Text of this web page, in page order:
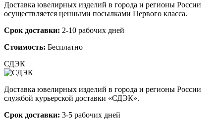
Доставка ювелирных изделий в города и регионы России
осуществляется ценными посылками Первого класса.
Срок доставки: 2-10 рабочих дней
Стоимость: Бесплатно
СДЭК
Доставка ювелирных изделий в города и регионы России
службой курьерской доставки «СДЭК».
Срок доставки: 3-5 рабочих дней